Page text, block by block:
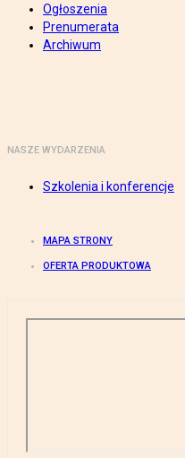
Ogłoszenia
Prenumerata
Archiwum
NASZE WYDARZENIA
Szkolenia i konferencje
MAPA STRONY
OFERTA PRODUKTOWA